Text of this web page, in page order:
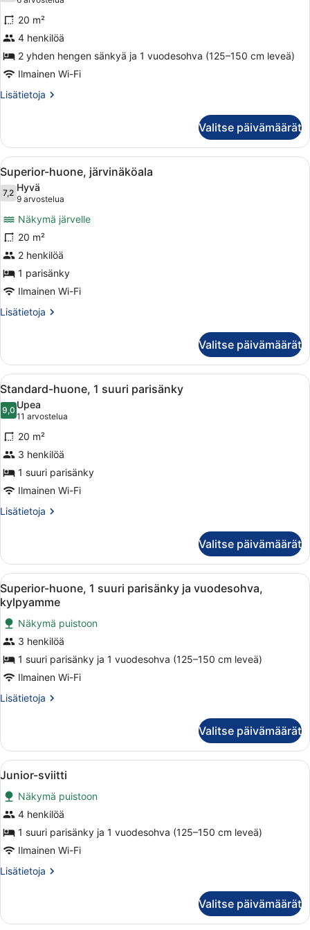
Perhehuone
kuvat
arvostelua)
20 m²
4 henkilöä
2 yhden hengen sänkyä ja 1 vuodesohva (125–150 cm leveä)
Ilmainen Wi-Fi
Lisätietoja
Lisätietoja
Valitse päivämäärät
Avaa
kaikki
huonetyypin
Superior-
huone,
järvinäköala
kuvat
Hotellihuone, jossa on suuri
5
Superior-huone, järvinäköala
7,27,2 kautta 10
Hyvä
9 arvostelua
(9
arvostelua)
Näkymä järvelle
20 m²
2 henkilöä
1 parisänky
Ilmainen Wi-Fi
Lisätietoja
Lisätietoja
järvinäköala
Valitse päivämäärät
Avaa
kaikki
huonetyypin
Standard-
huone,
1
suuri
parisänky
kuvat
Huoneessa on sinisellä
6
Standard-huone, 1 suuri parisänky
9,09,0 kautta 10
Upea
11 arvostelua
(11
arvostelua)
20 m²
3 henkilöä
1 suuri parisänky
Ilmainen Wi-Fi
Lisätietoja
Lisätietoja
1
suuri
parisänky
Valitse päivämäärät
Avaa
kaikki
huonetyypin
Superior-
huone,
1
suuri
parisänky
ja
kylpyamme
kuvat
Hotellihuone, jossa on suuri
5
Superior-huone, 1 suuri parisänky ja vuodesohva,
kylpyamme
Näkymä puistoon
3 henkilöä
1 suuri parisänky ja 1 vuodesohva (125–150 cm leveä)
Ilmainen Wi-Fi
Lisätietoja
Lisätietoja
1
suuri
parisänky
vuodesohva,
kylpyamme
Valitse päivämäärät
Avaa
kaikki
huonetyypin
Junior-
sviitti
kuvat
Hotellihuone, jossa on suuri
7
Junior-sviitti
Näkymä puistoon
4 henkilöä
1 suuri parisänky ja 1 vuodesohva (125–150 cm leveä)
Ilmainen Wi-Fi
Lisätietoja
Lisätietoja
Valitse päivämäärät